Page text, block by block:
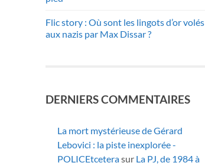
Flic story : Où sont les lingots d’or volés
aux nazis par Max Dissar ?
DERNIERS COMMENTAIRES
La mort mystérieuse de Gérard
Lebovici : la piste inexplorée -
POLICEtceterasur La PJ, de 1984 à